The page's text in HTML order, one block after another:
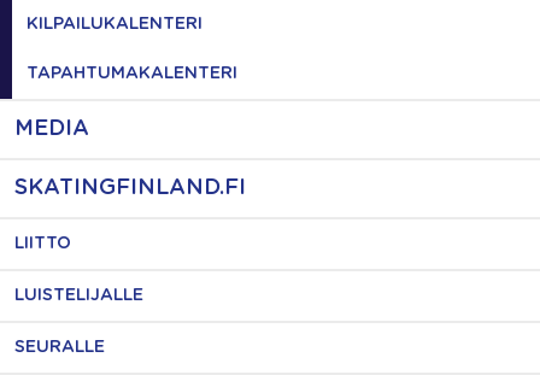
KILPAILUKALENTERI
TAPAHTUMAKALENTERI
MEDIA
SKATINGFINLAND.FI
LIITTO
LUISTELIJALLE
SEURALLE